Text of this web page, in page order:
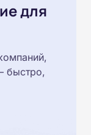
для
быстро,